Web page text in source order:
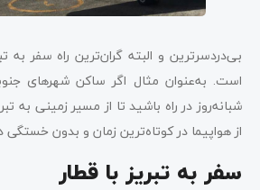
بی‌دردسر‌ترین و البته گران‌ترین راه سفر به
است. به‌عنوان مثال اگر ساکن شهرهای
شبانه‌روز در راه باشید تا از مسیر زمینی به
از هواپیما در کوتاه‌ترین زمان و بدون
سفر به تبریز با قطار